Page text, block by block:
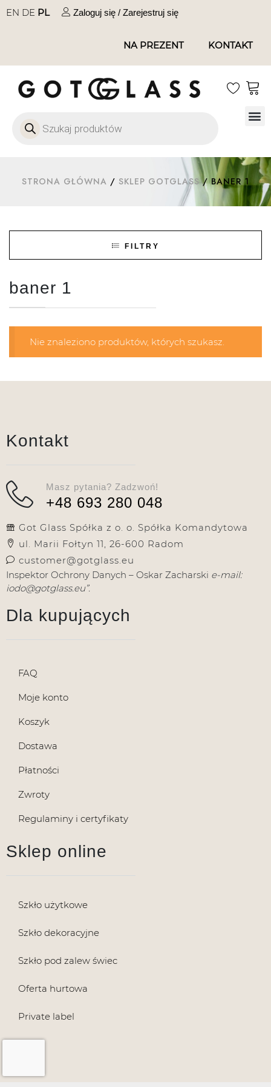
EN DE PL Zaloguj się / Zarejestruj się
NA PREZENT KONTAKT
STRONA GŁÓWNA / SKLEP GOTGLASS/ BANER 1
baner 1
Nie znaleziono produktów, których szukasz.
FILTRY
Kontakt
Masz pytania? Zadzwoń!
+48 693 280 048
Got Glass Spółka z o. o. Spółka Komandytowa
ul. Marii Fołtyn 11, 26-600 Radom
customer@gotglass.eu
Inspektor Ochrony Danych – Oskar Zacharski e-mail:
iodo@gotglass.eu”.
Dla kupujących
FAQ
Moje konto
Koszyk
Dostawa
Płatności
Zwroty
Regulaminy i certyfikaty
Sklep online
Szkło użytkowe
Szkło dekoracyjne
Szkło pod zalew świec
Oferta hurtowa
Private label